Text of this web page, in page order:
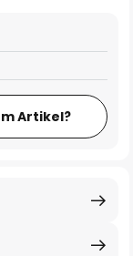
Artikel?